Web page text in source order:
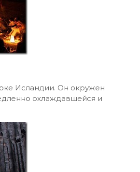
Исландии. Он окружен
охлаждавшейся и